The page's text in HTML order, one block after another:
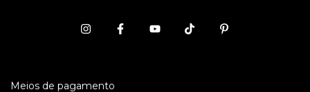
Meios de pagamento